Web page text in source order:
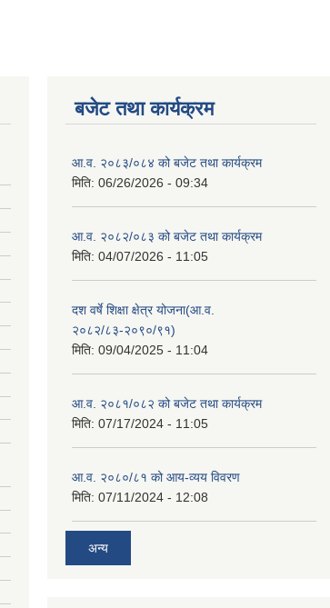
बजेट तथा कार्यक्रम
आ.व. २०८३/०८४ को बजेट तथा कार्यक्रम
मिति: 06/26/2026 - 09:34
आ.व. २०८२/०८३ को बजेट तथा कार्यक्रम
मिति: 04/07/2026 - 11:05
दश वर्षे शिक्षा क्षेत्र योजना(आ.व.
२०८२/८३-२०९०/९१)
मिति: 09/04/2025 - 11:04
आ.व. २०८१/०८२ को बजेट तथा कार्यक्रम
मिति: 07/17/2024 - 11:05
आ.व. २०८०/८१ को आय-व्यय विवरण
मिति: 07/11/2024 - 12:08
अन्य